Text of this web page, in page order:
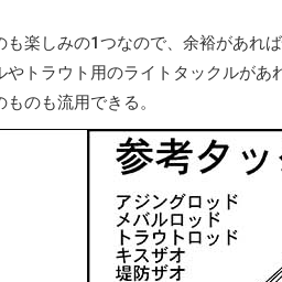
も楽しみの1つなので、余裕があれ
やトラウト用のライトタックルが
のも流用できる。